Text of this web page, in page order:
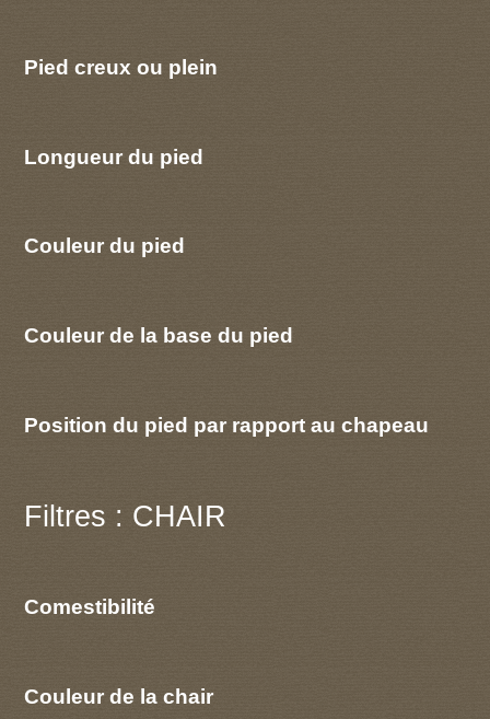
Pied creux ou plein
Longueur du pied
Couleur du pied
Couleur de la base du pied
Position du pied par rapport au chapeau
Filtres : CHAIR
Comestibilité
Couleur de la chair